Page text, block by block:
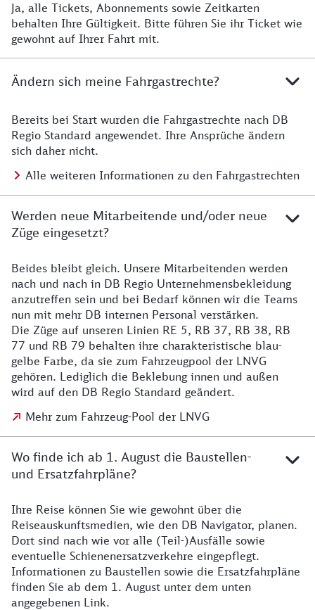
Details zur Zeitkarte
Ja, alle Tickets, Abonnements sowie Zeitkarten
behalten Ihre Gültigkeit. Bitte führen Sie ihr Ticket wie
gewohnt auf Ihrer Fahrt mit.
Ändern sich meine Fahrgastrechte?
Details zu Fahrgastrechten
Bereits bei Start wurden die Fahrgastrechte nach DB
Regio Standard angewendet. Ihre Ansprüche ändern
sich daher nicht.
Alle weiteren Informationen zu den Fahrgastrechten
Werden neue Mitarbeitende und/oder neue
Züge eingesetzt?
Details zu den Mitarbeitenden
Beides bleibt gleich. Unsere Mitarbeitenden werden
nach und nach in DB Regio Unternehmensbekleidung
anzutreffen sein und bei Bedarf können wir die Teams
nun mit mehr DB internen Personal verstärken.
Die Züge auf unseren Linien RE 5, RB 37, RB 38, RB
77 und RB 79 behalten ihre charakteristische blau-
gelbe Farbe, da sie zum Fahrzeugpool der LNVG
gehören. Lediglich die Beklebung innen und außen
wird auf den DB Regio Standard geändert.
Mehr zum Fahrzeug-Pool der LNVG
Wo finde ich ab 1. August die Baustellen-
und Ersatzfahrpläne?
Details zu Baustelle
Ihre Reise können Sie wie gewohnt über die
Reiseauskunftsmedien, wie den DB Navigator, planen.
Dort sind nach wie vor alle (Teil-)Ausfälle sowie
eventuelle Schienenersatzverkehre eingepflegt.
Informationen zu Baustellen sowie die Ersatzfahrpläne
finden Sie ab dem 1. August unter dem unten
angegebenen Link.